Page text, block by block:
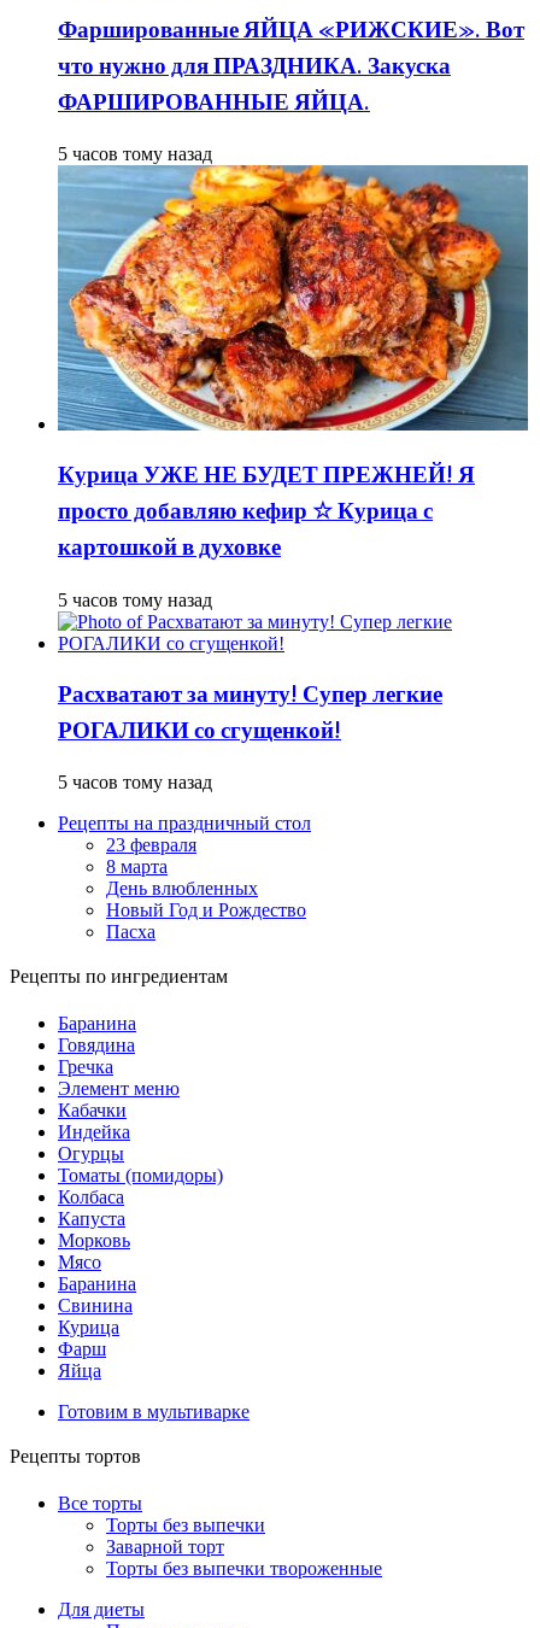
Фаршированные ЯЙЦА «РИЖСКИЕ». Вот
что нужно для ПРАЗДНИКА. Закуска
ФАРШИРОВАННЫЕ ЯЙЦА.
5 часов тому назад
Курица УЖЕ НЕ БУДЕТ ПРЕЖНЕЙ! Я
просто добавляю кефир ☆ Курица с
картошкой в духовке
5 часов тому назад
Расхватают за минуту! Супер легкие
РОГАЛИКИ со сгущенкой!
5 часов тому назад
Рецепты на праздничный стол
23 февраля
8 марта
День влюбленных
Новый Год и Рождество
Пасха
Рецепты по ингредиентам
Баранина
Говядина
Гречка
Элемент меню
Кабачки
Индейка
Огурцы
Томаты (помидоры)
Колбаса
Капуста
Морковь
Мясо
Баранина
Свинина
Курица
Фарш
Яйца
Готовим в мультиварке
Рецепты тортов
Все торты
Торты без выпечки
Заварной торт
Торты без выпечки твороженные
Для диеты